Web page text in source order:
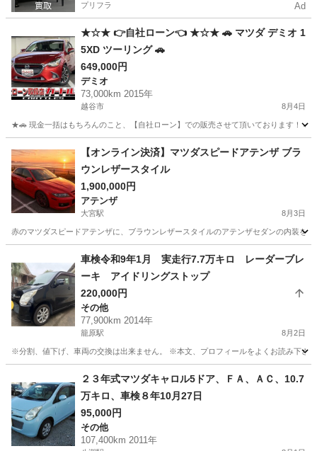
プリフラ Ad
★☆★ 👉自社ローン👈 ★☆★ 🚗 マツダ デミオ 1
5XD ツーリング 🚗
649,000円
デミオ
73,000km 2015年
越谷市 8月4日
★🚗 現金一括はもちろんのこと、【自社ローン】での販売させて頂いております！
デミオ カートルズ
【オンライン決済】マツダスピードアテンザ ブラ
ウンレザースタイル
1,900,000円
アテンザ
大宮駅 8月3日
赤のマツダスピードアテンザに、ブラウンレザースタイルのアテンザセダンの内装を
さいたま市 大宮駅 アテンザ マツダスピード
車検令和9年1月 実走行7.7万キロ レーダーブレ
ーキ アイドリングストップ
220,000円
その他
77,900km 2014年
籠原駅 8月2日
※分割、値下げ、車両の交換は出来ません。 ※本文、プロフィールをよくお読み下さ
籠原駅 その他 預かり金
２３年式マツダキャロル5ドア、ＦＡ、ＡＣ、10.7
万キロ、車検８年10月27日
95,000円
その他
107,400km 2011年